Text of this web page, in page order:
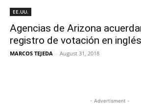
EE.UU.
Agencias de Arizona
registro de votación en
MARCOS TEJEDA - August 31, 2018
- Advertisment -